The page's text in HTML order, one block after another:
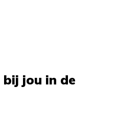
bij jou in de